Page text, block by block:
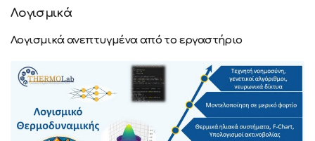
Λογισμικά
Λογισμικά ανεπτυγμένα από το εργαστήριο